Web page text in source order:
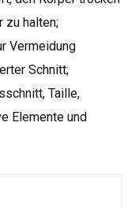
zu halten;
Vermeidung
Schnitt;
Taille,
Elemente und